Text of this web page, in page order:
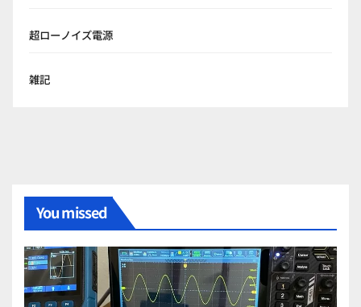
超ローノイズ電源
雑記
You missed